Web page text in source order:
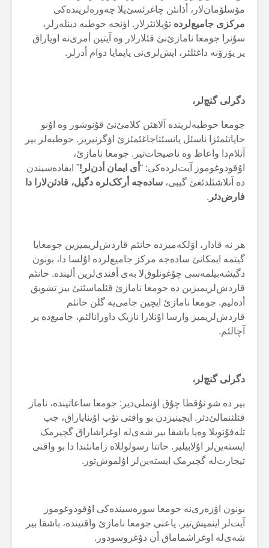
مۆسلۆمان‌لار، أذانئن چاغرئسئ‌یلا چەورەلریندەکی
مرکزی جامیع‌لردە تۇپلانئرلار. اؤنجە حوطبە دینلەرلر،
سۇنرا جومعا نامازئ‌نئ قئلارلار وە آیتین أمری‌نە اویاراق
یر یۆزۆنە داغئلئر، ایش‌لری‌نی یاپمایا دوام أدرلر.
دگرلی گنچ‌لر،
جومعا حوطبەلریندە آلاهئن کلامئ‌نئ قۇنوشور وە اۇنو
حایاتئمئزا ناسئل یانسئتاجاغئمئزئ اؤگرنیریز. حوطبەلر بیر
آنلام‌دا واعاظ وە ناصیحات‌تیر. جومعا نامازئ،
اۇقودوغوموز آیت‌لردەکی: “ أی ایمان أدن‌لر!” ایفادەسیندن
دە آنلاشئلدئغئ گیبی، سادەجە أرکک‌لرە دگیل، قادئن‌لارا دا
فارض‌دئر .
هر نە قادار، اۆلکەمیزدە حانئم قاردش‌لریمیزین جومعایا
گیتمە ایمکانئ سادەجە مرکز جامیع‌لردە اۇلسا دا، بونون
دگیشەبیلمەسی چۇغونلوق‌لا بەی أفندی‌لرین ألیندە. حانئم
قاردش‌لریمیزین دە جومعا نامازئ قئلماسئنئ بیز تشویق
أدەلیم. جومعا نامازئ ایچین جامی‌یە گلن حانئم
قاردش‌لریمیز وارسا اۇنلارا نازیک داورانالئم، جامیع‌دە یر
آچالئم.
دگرلی گنچ‌لر،
بیر دە شو نۇقطا چۇق اؤنملی‌دیر: جومعا ساعاتیندە، ناماز
قئلئنمالئ‌دئر. ایچینیزدن بو واقتی تۇپ اۇینایاراق، جپ
تلەفۇنویلا وەیا باشقا بیر شەی‌لە اوغراشاراق گچیرمک
ایستەین‌لر اۇلابیلیر. حاتتا رسولوللاە زامانئندا دا بو واقتی
تیجارت‌لە گچیرمک ایستەین‌لر اۇلموش‌تور.
بونون اۆزەری‌نە جومعا سورەسیندەکی اۇقودوغوموز
آیت‌لر اینمیش‌تیر. یاعنی جومعا نامازئ واقتیندە، باشقا بیر
شەی‌لە اوغراشماماق أن دۇغروسودور.